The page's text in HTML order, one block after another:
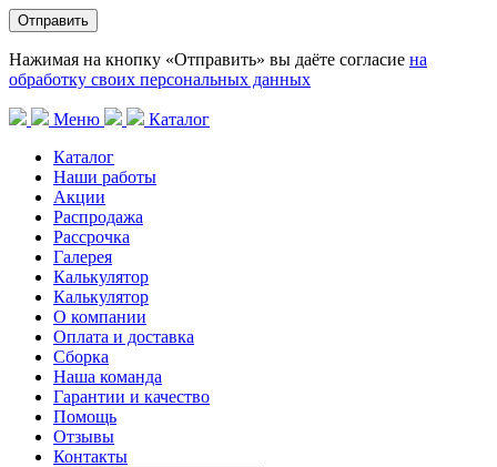
Нажимая на кнопку «Отправить» вы даёте согласие на
обработку своих персональных данных
Меню
Каталог
Каталог
Наши работы
Акции
Распродажа
Рассрочка
Галерея
Калькулятор
Калькулятор
О компании
Оплата и доставка
Сборка
Наша команда
Гарантии и качество
Помощь
Отзывы
Контакты